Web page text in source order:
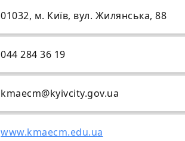
01032, м. Київ, вул. Жилянська, 88
044 284 36 19
kmaecm@kyivcity.gov.ua
www.kmaecm.edu.ua